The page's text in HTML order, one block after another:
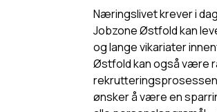
Næringslivet krever i
Jobzone Østfold kan
og lange vikariater
Østfold kan også være
ønsker å være en